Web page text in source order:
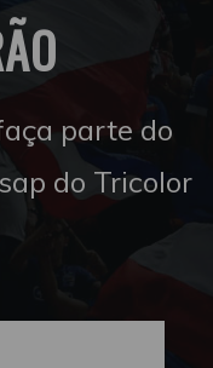
parte do
do Tricolor